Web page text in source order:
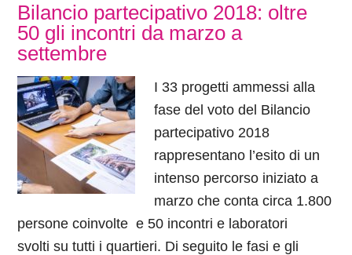
Bilancio partecipativo 2018: oltre
50 gli incontri da marzo a
settembre
I 33 progetti ammessi alla
fase del voto del Bilancio
partecipativo 2018
rappresentano l’esito di un
intenso percorso iniziato a
marzo che conta circa 1.800
persone coinvolte e 50 incontri e laboratori
svolti su tutti i quartieri. Di seguito le fasi e gli